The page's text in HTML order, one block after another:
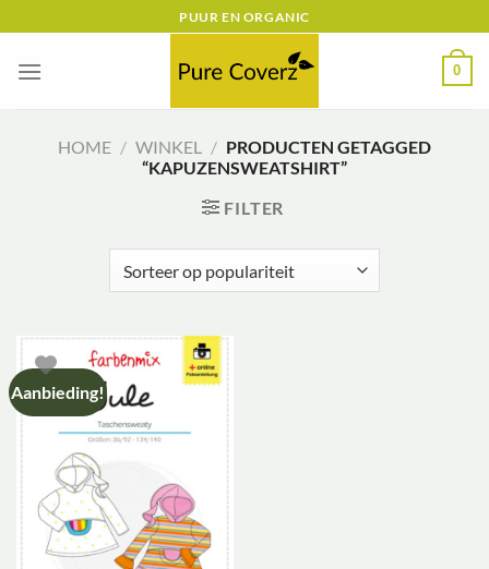
naar
inhoud
PUUR EN ORGANIC
0
HOME / WINKEL / PRODUCTEN GETAGGED
“KAPUZENSWEATSHIRT”
FILTER
Aanbieding!